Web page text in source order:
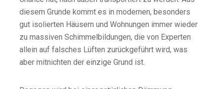
diesem Grunde kommt es in modernen, besonders
gut isolierten Häusern und Wohnungen immer wieder
zu massiven Schimmelbildungen, die von Experten
allein auf falsches Lüften zurückgeführt wird, was
aber mitnichten der einzige Grund ist.